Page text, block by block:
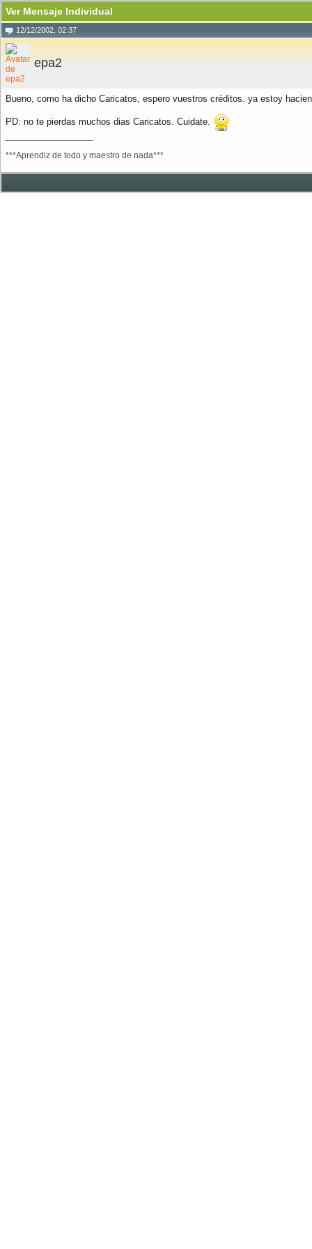
Ver Mensaje Individual
12/12/2002, 02:37
epa2
Bueno, como ha dicho Caricatos, espero vuestros créditos. ya estoy
PD: no te pierdas muchos dias Caricatos. Cuidate.
***Aprendiz de todo y maestro de nada***